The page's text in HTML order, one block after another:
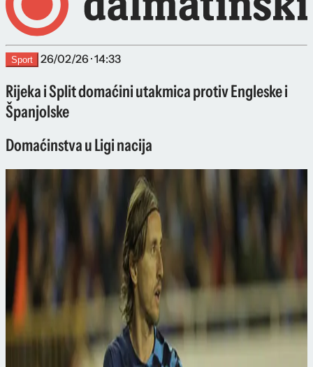
Sport 26/02/26 · 14:33
Rijeka i Split domaćini utakmica protiv Engleske i
Španjolske
Domaćinstva u Ligi nacija